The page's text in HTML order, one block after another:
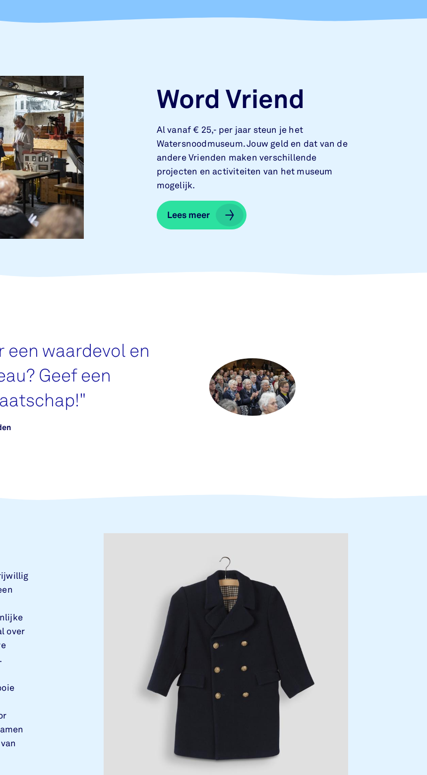
Word Vriend
Al vanaf € 25,- per jaar steun je het
Watersnoodmuseum. Jouw geld en dat van de
andere Vrienden maken verschillende
projecten en activiteiten van het museum
mogelijk.
Lees meer
Lees meer
een waardevol en
Geef een
"
over